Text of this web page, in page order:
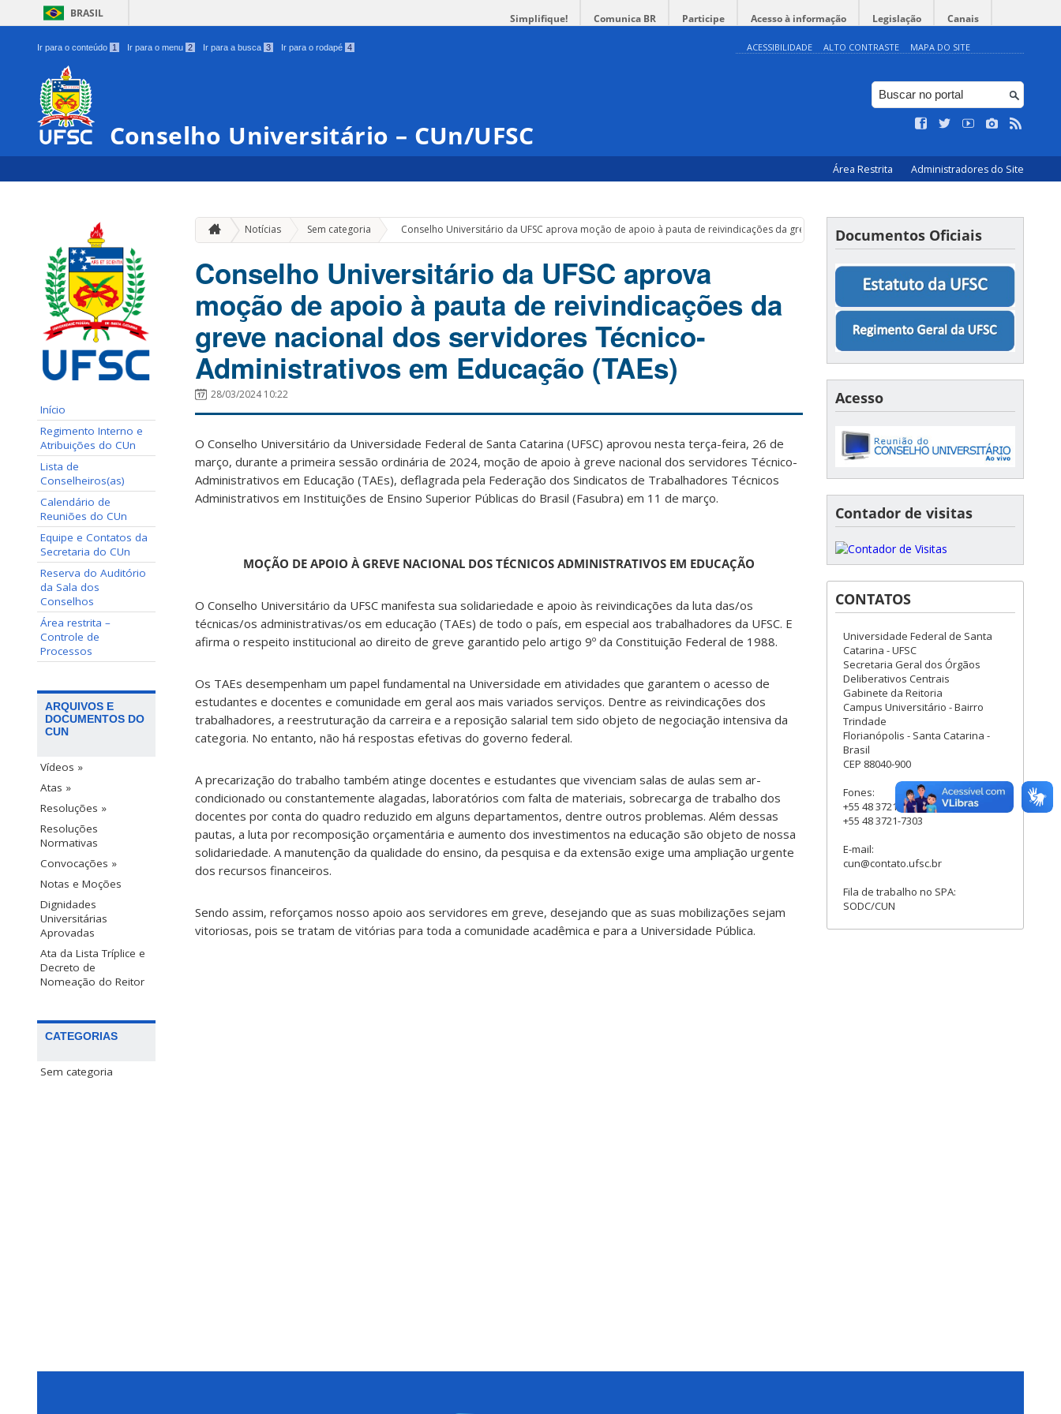
BRASIL Simplifique! Comunica BR Participe Acesso à informação Legislação Canais
Ir para o conteúdo 1 Ir para o menu 2 Ir para a busca 3 Ir para o rodapé 4 ACESSIBILIDADE ALTO CONTRASTE MAPA DO SITE
Conselho Universitário – CUn/UFSC
Área Restrita Administradores do Site
Início
Regimento Interno e
Atribuições do CUn
Lista de
Conselheiros(as)
Calendário de
Reuniões do CUn
Equipe e Contatos da
Secretaria do CUn
Reserva do Auditório
da Sala dos
Conselhos
Área restrita –
Controle de
Processos
ARQUIVOS E
DOCUMENTOS DO
CUN
Vídeos »
Atas »
Resoluções »
Resoluções
Normativas
Convocações »
Notas e Moções
Dignidades
Universitárias
Aprovadas
Ata da Lista Tríplice e
Decreto de
Nomeação do Reitor
CATEGORIAS
Sem categoria
Notícias Sem categoria » Conselho Universitário da UFSC aprova moção de apoio à pauta de reivindicações da greve nacional dos servidores Técnico-Administrativos em
Conselho Universitário da UFSC aprova
moção de apoio à pauta de reivindicações da
greve nacional dos servidores Técnico-
Administrativos em Educação (TAEs)
28/03/2024 10:22
O Conselho Universitário da Universidade Federal de Santa Catarina (UFSC) aprovou nesta terça-feira, 26 de
março, durante a primeira sessão ordinária de 2024, moção de apoio à greve nacional dos servidores Técnico-
Administrativos em Educação (TAEs), deflagrada pela Federação dos Sindicatos de Trabalhadores Técnicos
Administrativos em Instituições de Ensino Superior Públicas do Brasil (Fasubra) em 11 de março.
MOÇÃO DE APOIO À GREVE NACIONAL DOS TÉCNICOS ADMINISTRATIVOS EM EDUCAÇÃO
O Conselho Universitário da UFSC manifesta sua solidariedade e apoio às reivindicações da luta das/os
técnicas/os administrativas/os em educação (TAEs) de todo o país, em especial aos trabalhadores da UFSC. E
afirma o respeito institucional ao direito de greve garantido pelo artigo 9º da Constituição Federal de 1988.
Os TAEs desempenham um papel fundamental na Universidade em atividades que garantem o acesso de
estudantes e docentes e comunidade em geral aos mais variados serviços. Dentre as reivindicações dos
trabalhadores, a reestruturação da carreira e a reposição salarial tem sido objeto de negociação intensiva da
categoria. No entanto, não há respostas efetivas do governo federal.
A precarização do trabalho também atinge docentes e estudantes que vivenciam salas de aulas sem ar-
condicionado ou constantemente alagadas, laboratórios com falta de materiais, sobrecarga de trabalho dos
docentes por conta do quadro reduzido em alguns departamentos, dentre outros problemas. Além dessas
pautas, a luta por recomposição orçamentária e aumento dos investimentos na educação são objeto de nossa
solidariedade. A manutenção da qualidade do ensino, da pesquisa e da extensão exige uma ampliação urgente
dos recursos financeiros.
Sendo assim, reforçamos nosso apoio aos servidores em greve, desejando que as suas mobilizações sejam
vitoriosas, pois se tratam de vitórias para toda a comunidade acadêmica e para a Universidade Pública.
Documentos Oficiais
Acesso
Contador de visitas
CONTATOS
Universidade Federal de Santa
Catarina - UFSC
Secretaria Geral dos Órgãos
Deliberativos Centrais
Gabinete da Reitoria
Campus Universitário - Bairro
Trindade
Florianópolis - Santa Catarina -
Brasil
CEP 88040-900
Fones:
+55 48 3721-7302
+55 48 3721-7303
E-mail:
cun@contato.ufsc.br
Fila de trabalho no SPA:
SODC/CUN